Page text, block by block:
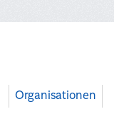
Organisationen